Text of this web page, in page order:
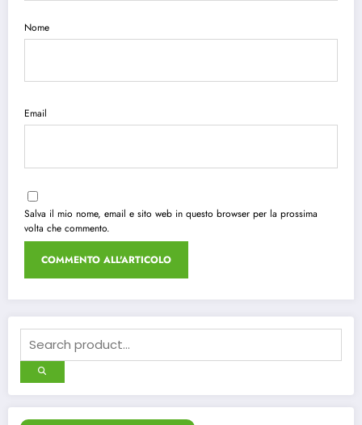
Nome
Email
Salva il mio nome, email e sito web in questo browser per la prossima
volta che commento.